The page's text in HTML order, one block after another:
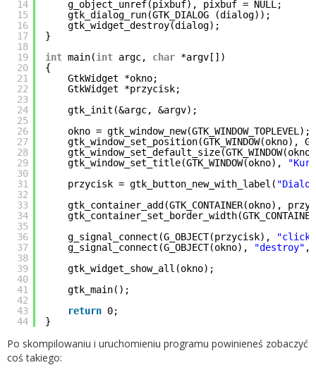
14
15
16
17
18
19
20
21
22
23
24
25
26
27
28
29
30
31
32
33
34
35
36
37
38
39
40
41
42
43
44
g_object_unref(pixbuf), pixbuf = NULL;
gtk_dialog_run(GTK_DIALOG (dialog));
gtk_widget_destroy(dialog);
}
int main(int argc, char *argv[])
{
GtkWidget *okno;
GtkWidget *przycisk;
gtk_init(&argc, &argv);
okno = gtk_window_new(GTK_WINDOW_TOPLEVEL);
gtk_window_set_position(GTK_WINDOW(okno),
gtk_window_set_title(GTK_WINDOW(okno),
przycisk = gtk_button_new_with_label(
gtk_container_add(GTK_CONTAINER(okno),
g_signal_connect(G_OBJECT(przycisk),
g_signal_connect(G_OBJECT(okno),
"destroy" ,
gtk_widget_show_all(okno);
gtk_main();
return 0;
}
Po skompilowaniu i uruchomieniu programu powinieneś zobaczyć
coś takiego: